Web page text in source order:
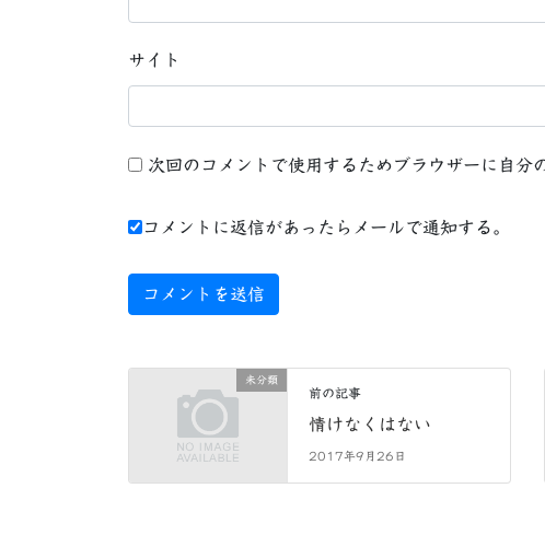
サイト
次回のコメントで使用するためブラウザーに自分
コメントに返信があったらメールで通知する。
未分類
前の記事
情けなくはない
2017年9月26日